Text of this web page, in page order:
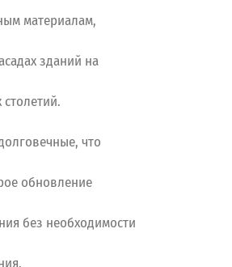
материалам,
зданий на
что
обновление
без необходимости